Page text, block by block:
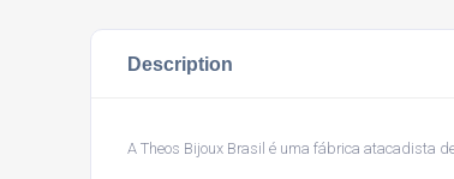
Description
A Theos Bijoux Brasil é uma fábrica atacadista